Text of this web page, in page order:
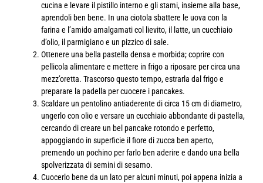
cucina e levare il pistillo interno e gli stami, insieme alla base,
aprendoli ben bene. In una ciotola sbattere le uova con la
farina e l’amido amalgamati col lievito, il latte, un cucchiaio
d’olio, il parmigiano e un pizzico di sale.
Ottenere una bella pastella densa e morbida; coprire con
pellicola alimentare e mettere in frigo a riposare per circa una
mezz’oretta. Trascorso questo tempo, estrarla dal frigo e
preparare la padella per cuocere i pancakes.
Scaldare un pentolino antiaderente di circa 15 cm di diametro,
ungerlo con olio e versare un cucchiaio abbondante di pastella,
cercando di creare un bel pancake rotondo e perfetto,
appoggiando in superficie il fiore di zucca ben aperto,
premendo un pochino per farlo ben aderire e dando una bella
spolverizzata di semini di sesamo.
Cuocerlo bene da un lato per alcuni minuti, poi appena inizia a